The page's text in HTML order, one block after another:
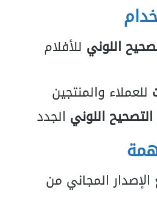
اللوني للأفلام
للعملاء والمنتجين
اللوني الجدد
المجاني من